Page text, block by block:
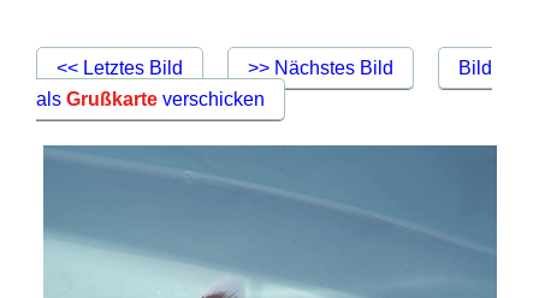
<< Letztes Bild >> Nächstes Bild
Bild
alsGrußkarte verschicken